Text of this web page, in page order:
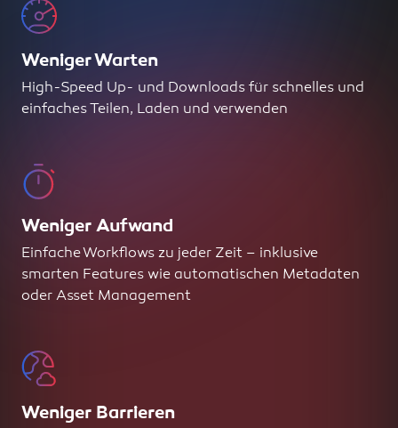
Weniger Warten
High-Speed Up- und Downloads für schnelles und
einfaches Teilen, Laden und verwenden
Weniger Aufwand
Einfache Workflows zu jeder Zeit – inklusive
smarten Features wie automatischen Metadaten
oder Asset Management
Weniger Barrieren